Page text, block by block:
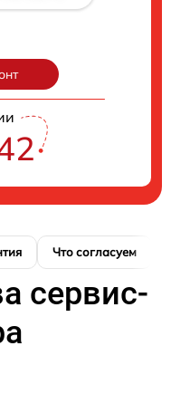
Что согласуем
сервис-